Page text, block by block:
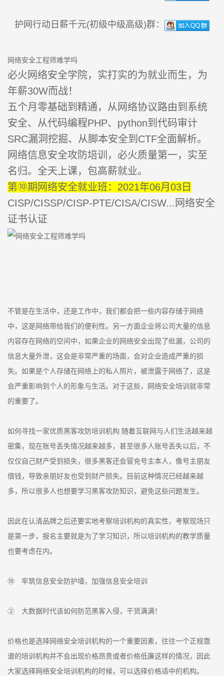
护网行动日薪千元(初级中级高级)群：
网络安全工程师难学吗
必火网络安全学院，实打实的为就业而生，为
年薪30W而战！
五个月零基础到精通，从网络协议路由到系统
安全、从代码编程PHP、python到代码审计
SRC漏洞挖掘、从脚本安全到CTF全面解析。
网络信息安全攻防培训，必火质量第一，实至
名归。全天上课，包高薪就业。
第⑩期网络安全就业班：2021年06月03日
CISP/CISSP/CISP-PTE/CISA/CISW...网络安全
证书认证
不管是在生活中，还是工作中，我们都会把一些内容存储于网络
中，这是网络带给我们的便利性。另一方面企业将公司大量的信息
内容存在网络的空间中，如果企业的网络安全出现了纰漏，公司的
信息大量外泄，这会是非常严重的场面，会对企业造成严重的损
失。如果是个人存储在网络上的私人照片，被泄露于网络了，这是
会严重影响到个人的形象与生活。对于这些，网络安全培训就非常
的重要了。
如何寻找一家优质黑客攻防培训机构 随着互联网与人们生活越来越
密集，现在账号丢失情况越来越多，甚至很多人账号丢失以后，不
仅仅自己财产受到损失，很多黑客还会冒充号主本人，像号主朋友
借钱，导致亲朋好友也受到财产损失。目前这种情况已经越来越
多，所以很多人也想要学习黑客攻防知识，避免这些问题发生。
因此在认清品牌之后还要实地考察培训机构的真实性，考察现场只
是第一步，报名主要就是为了学习知识，所以培训机构的教学质量
也要考虑在内。
⑩ 牢筑信息安全防护墙，加强信息安全培训
② 大数据时代该如何防范黑客入侵，干货满满！
价格也是选择网络安全培训机构的一个重要因素，往往一个正规靠
谱的培训机构并不会出现价格昂贵或者价格低廉这样的情况，因此
大家选择网络安全培训机构的时候，可以选择价格适中的机构。